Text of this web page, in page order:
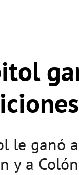
le ganó
y a